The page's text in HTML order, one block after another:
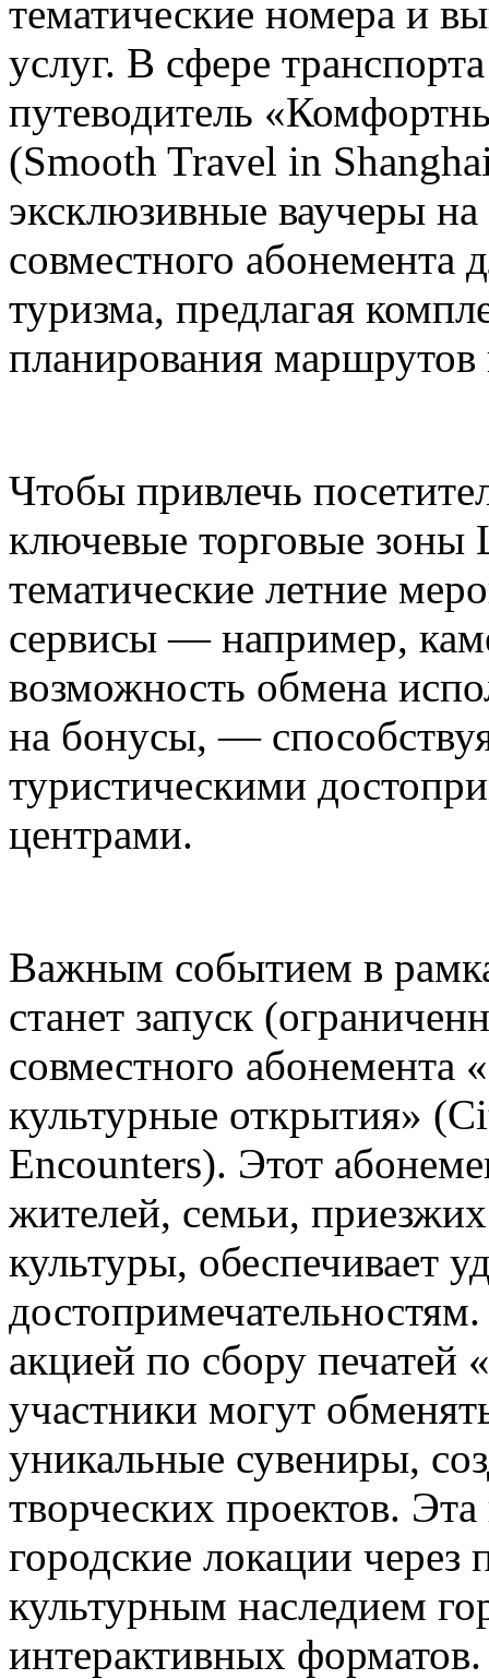
тематические номера и
услуг. В сфере
путеводитель
(Smooth Travel in
эксклюзивные ваучеры
совместного абонемента
туризма, предлагая
планирования маршрутов
Чтобы привлечь
ключевые торговые зоны
тематические летние
сервисы — например,
возможность обмена
на бонусы, —
туристическими
центрами.
Важным событием в
станет запуск
совместного абонемента
культурные открытия»
Encounters). Этот
жителей, семьи,
культуры, обеспечивает
акцией по сбору печатей
участники могут
уникальные сувениры,
творческих проектов.
городские локации через
культурным наследием
интерактивных форматов.